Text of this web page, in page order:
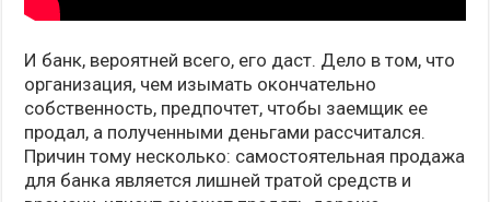
И банк, вероятней всего, его даст. Дело в том, что
организация, чем изымать окончательно
собственность, предпочтет, чтобы заемщик ее
продал, а полученными деньгами рассчитался.
Причин тому несколько: самостоятельная продажа
для банка является лишней тратой средств и